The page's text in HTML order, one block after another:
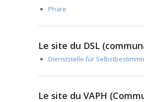
Phare
Le site du DSL
Dienststelle für
Le site du VAPH